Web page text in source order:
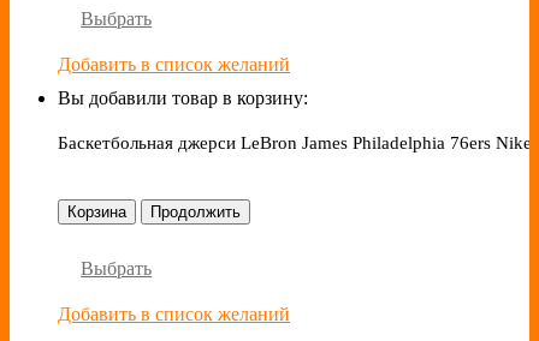
Выбрать
Добавить в список желаний
Вы добавили товар в корзину:
Баскетбольная джерси LeBron James Philadelphia 76ers Nike
Корзина Продолжить
Выбрать
Добавить в список желаний